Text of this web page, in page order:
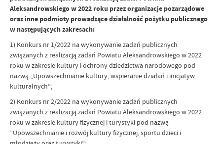
Aleksandrowskiego w 2022 roku przez organizacje pozarządowe
oraz inne podmioty prowadzące działalność pożytku publicznego
w następujących zakresach:
1) Konkurs nr 1/2022 na wykonywanie zadań publicznych
związanych z realizacją zadań Powiatu Aleksandrowskiego w 2022
roku w zakresie kultury i ochrony dziedzictwa narodowego pod
nazwą „Upowszechnianie kultury, wspieranie działań i inicjatyw
kulturalnych”;
2) Konkurs nr 2/2022 na wykonywanie zadań publicznych
związanych z realizacją zadań Powiatu Aleksandrowskiego w 2022
roku w zakresie kultury fizycznej i turystyki pod nazwą
”Upowszechnianie i rozwój kultury fizycznej, sportu dzieci i